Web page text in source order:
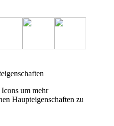
um mehr
Haupteigenschaften zu